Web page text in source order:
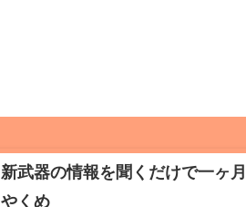
新武器の情報を聞くだけで一ヶ
やくめ